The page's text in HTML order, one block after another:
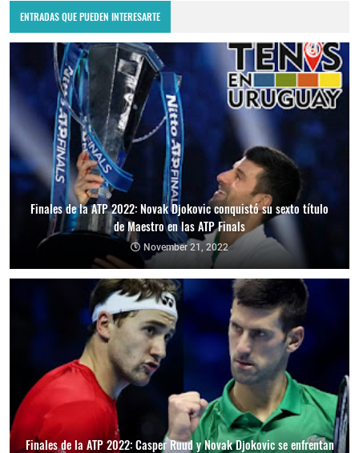
ENTRADAS QUE PUEDEN INTERESARTE
Finales de la ATP 2022: Novak Djokovic conquistó su sexto título
de Maestro en las ATP Finals
November 21, 2022
Finales de la ATP 2022: Casper Ruud y Novak Djokovic se enfrentan